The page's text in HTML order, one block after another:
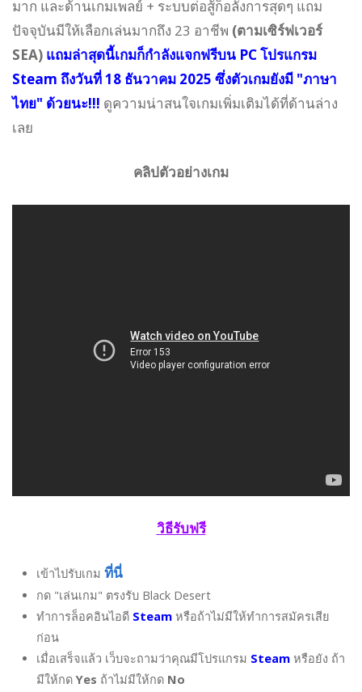
มาก และด้านเกมเพลย์ + ระบบต่อสู้ก็อลังการสุดๆ แถม
ปัจจุบันมีให้เลือกเล่นมากถึง 23 อาชีพ (ตามเซิร์ฟเวอร์
SEA) แถมล่าสุดนี้เกมก็กำลังแจกฟรีบน PC โปรแกรม
Steam ถึงวันที่ 18 ธันวาคม 2025 ซึ่งตัวเกมยังมี "ภาษา
ไทย" ด้วยนะ!!! ดูความน่าสนใจเกมเพิ่มเติมได้ที่ด้านล่าง
เลย
คลิปตัวอย่างเกม
วิธีรับฟรี
เข้าไปรับเกม ที่นี่
กด "เล่นเกม" ตรงรับ Black Desert
ทำการล็อคอินไอดี Steam หรือถ้าไม่มีให้ทำการสมัครเสีย
ก่อน
เมื่อเสร็จแล้ว เว็บจะถามว่าคุณมีโปรแกรม Steam หรือยัง ถ้า
มีให้กดYes ถ้าไม่มีให้กด No